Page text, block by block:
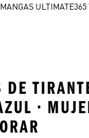
ULTIMATE365
DE
•